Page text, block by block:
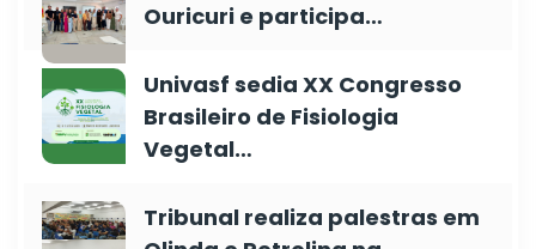
Ouricuri e participa…
Univasf sedia XX Congresso
Brasileiro de Fisiologia
Vegetal…
Tribunal realiza palestras em